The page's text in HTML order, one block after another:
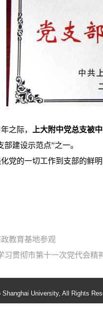
之际，
上大附中党总支被
建设示范点”之一。
化党的一切工作到支部的鲜
政教育基地参观
习贯彻市第十一次党代会精
University, All Rights